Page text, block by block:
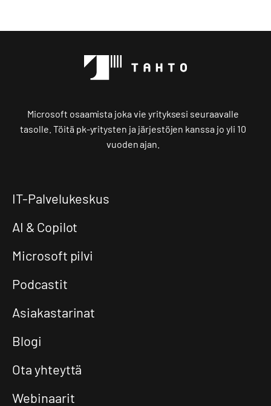
Microsoft osaamista joka vie yrityksesi seuraavalle
tasolle. Töitä pk-yritysten ja järjestöjen kanssa jo yli 10
vuoden ajan.
IT-Palvelukeskus
AI & Copilot
Microsoft pilvi
Podcastit
Asiakastarinat
Blogi
Ota yhteyttä
Webinaarit